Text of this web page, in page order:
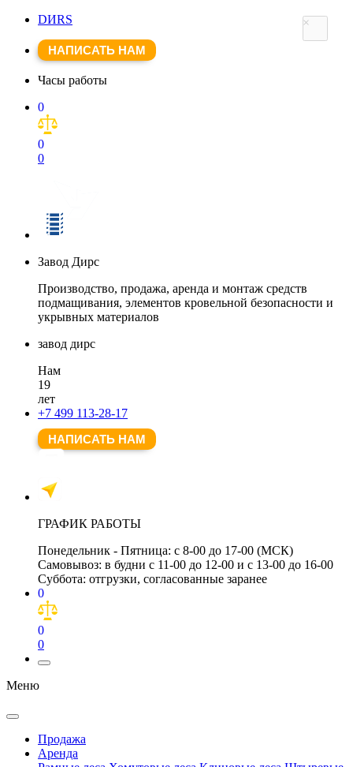
DИRS
НАПИСАТЬ НАМ
Часы работы
0
0
0
Завод Дирс
Производство, продажа, аренда и монтаж средств
подмащивания, элементов кровельной безопасности и
укрывных материалов
завод дирс
Нам
19
лет
+7 499 113-28-17
НАПИСАТЬ НАМ
ГРАФИК РАБОТЫ
Понедельник - Пятница: с 8-00 до 17-00 (МСК)
Самовывоз: в будни с 11-00 до 12-00 и с 13-00 до 16-00
Суббота: отгрузки, согласованные заранее
0
0
0
Меню
Продажа
Аренда
×